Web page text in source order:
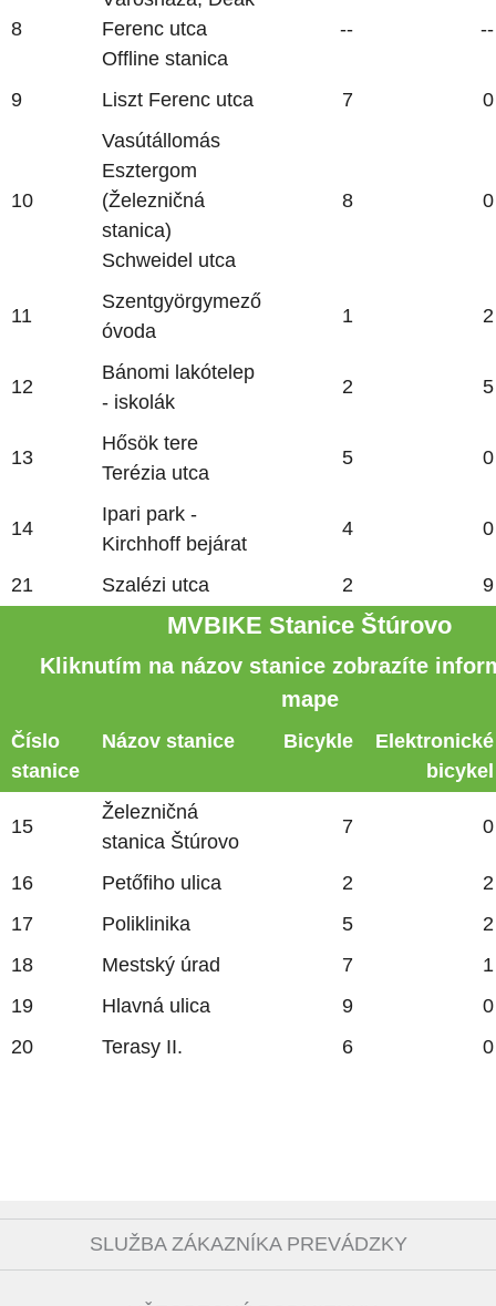
8
Ferenc utca
Offline stanica
-- --
9 Liszt Ferenc utca 7 0
10
Vasútállomás
Esztergom
(Železničná
stanica)
Schweidel utca
8 0
11
Szentgyörgymező
óvoda
1 2
12
Bánomi lakótelep
- iskolák
2 5
13
Hősök tere
Terézia utca
5 0
14
Ipari park -
Kirchhoff bejárat
4 0
21 Szalézi utca 2 9
MVBIKE Stanice Štúrovo
Kliknutím na názov stanice zobrazíte
mape
Číslo
stanice
Názov stanice Bicykle
Elektronické
bicykel
15
Železničná
stanica Štúrovo
7 0
16 Petőfiho ulica 2
2
17
Poliklinika 5
2
18
Mestský úrad 7
1
19
Hlavná ulica 9
0
20
Terasy II. 6 0
SLUŽBA ZÁKAZNÍKA PREVÁDZKY